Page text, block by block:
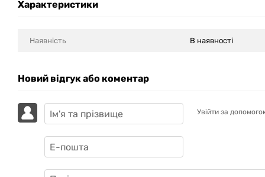
Характеристики
Наявність В наявності
Новий відгук або коментар
Увійти за